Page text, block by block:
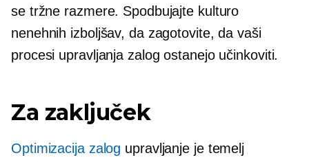
se tržne razmere. Spodbujajte kulturo
nenehnih izboljšav, da zagotovite, da vaši
procesi upravljanja zalog ostanejo učinkoviti.
Za zaključek
Optimizacija zalog upravljanje je temelj